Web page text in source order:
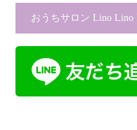
おうちサロン Lino Lino